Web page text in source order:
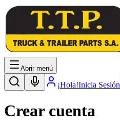
Abrir menú
¡Hola!Inicia Sesión
Crear cuenta